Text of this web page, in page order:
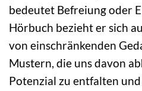
bedeutet Befreiung oder
Hörbuch bezieht er sich
von einschränkenden
Mustern, die uns davon
Potenzial zu entfalten